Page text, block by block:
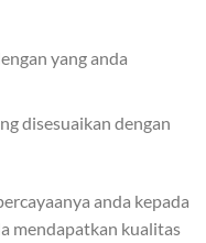
yang anda
disesuaikan dengan
anda kepada
mendapatkan kualitas